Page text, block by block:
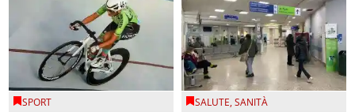
SPORT SALUTE,SANITÀ